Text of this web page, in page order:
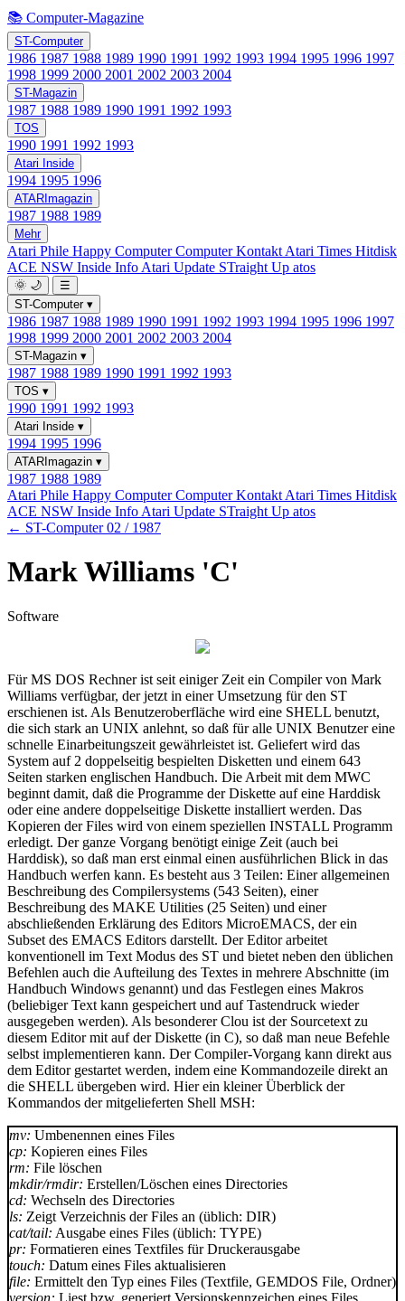
📚 Computer-Magazine
ST-Computer
1986 1987 1988 1989 1990 1991 1992 1993 1994 1995 1996 1997
1998 1999 2000 2001 2002 2003 2004
ST-Magazin
1987 1988 1989 1990 1991 1992 1993
TOS
1990 1991 1992 1993
Atari Inside
1994 1995 1996
ATARImagazin
1987 1988 1989
Mehr
Atari Phile Happy ComputerComputer Kontakt Atari Times Hitdisk
ACE NSW Inside Info Atari Update STraight Up atos
🌞 🌙
☰
ST-Computer ▾
1986 1987 1988 1989 1990 1991 1992 1993 1994 1995 1996 1997
1998 1999 2000 2001 2002 2003 2004
ST-Magazin ▾
1987 1988 1989 1990 1991 1992 1993
TOS ▾
1990 1991 1992 1993
Atari Inside ▾
1994 1995 1996
ATARImagazin ▾
1987 1988 1989
Atari Phile Happy ComputerComputer Kontakt Atari Times Hitdisk
ACE NSW Inside Info Atari Update STraight Up atos
← ST-Computer 02 / 1987
Mark Williams 'C'
Software
Für MS DOS Rechner ist seit einiger Zeit ein Compiler von Mark
Williams verfügbar, der jetzt in einer Umsetzung für den ST
erschienen ist. Als Benutzeroberfläche wird eine SHELL benutzt,
die sich stark an UNIX anlehnt, so daß für alle UNIX Benutzer eine
schnelle Einarbeitungszeit gewährleistet ist. Geliefert wird das
System auf 2 doppelseitig bespielten Disketten und einem 643
Seiten starken englischen Handbuch. Die Arbeit mit dem MWC
beginnt damit, daß die Programme der Diskette auf eine Harddisk
oder eine andere doppelseitige Diskette installiert werden. Das
Kopieren der Files wird von einem speziellen INSTALL Programm
erledigt. Der ganze Vorgang benötigt einige Zeit (auch bei
Harddisk), so daß man erst einmal einen ausführlichen Blick in das
Handbuch werfen kann. Es besteht aus 3 Teilen: Einer allgemeinen
Beschreibung des Compilersystems (543 Seiten), einer
Beschreibung des MAKE Utilities (25 Seiten) und einer
abschließenden Erklärung des Editors MicroEMACS, der ein
Subset des EMACS Editors darstellt. Der Editor arbeitet
konventionell im Text Modus des ST und bietet neben den üblichen
Befehlen auch die Aufteilung des Textes in mehrere Abschnitte (im
Handbuch Windows genannt) und das Festlegen eines Makros
(beliebiger Text kann gespeichert und auf Tastendruck wieder
ausgegeben werden). Als besonderer Clou ist der Sourcetext zu
diesem Editor mit auf der Diskette (in C), so daß man neue Befehle
selbst implementieren kann. Der Compiler-Vorgang kann direkt aus
dem Editor gestartet werden, indem eine Kommandozeile direkt an
die SHELL übergeben wird. Hier ein kleiner Überblick der
Kommandos der mitgelieferten Shell MSH:
mv: Umbenennen eines Files
cp: Kopieren eines Files
rm: File löschen
mkdir/rmdir: Erstellen/Löschen eines Directories
cd: Wechseln des Directories
ls: Zeigt Verzeichnis der Files an (üblich: DIR)
cat/tail: Ausgabe eines Files (üblich: TYPE)
pr: Formatieren eines Textfiles für Druckerausgabe
touch: Datum eines Files aktualisieren
file: Ermittelt den Typ eines Files (Textfile, GEMDOS File, Ordner)
version: Liest bzw. generiert Versionskennzeichen eines Files